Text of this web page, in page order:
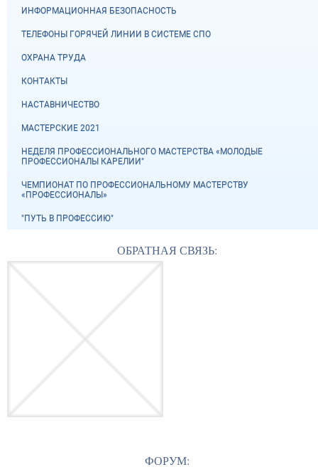
ИНФОРМАЦИОННАЯ БЕЗОПАСНОСТЬ
ТЕЛЕФОНЫ ГОРЯЧЕЙ ЛИНИИ В СИСТЕМЕ СПО
ОХРАНА ТРУДА
КОНТАКТЫ
НАСТАВНИЧЕСТВО
МАСТЕРСКИЕ 2021
НЕДЕЛЯ ПРОФЕССИОНАЛЬНОГО МАСТЕРСТВА «МОЛОДЫЕ
ПРОФЕССИОНАЛЫ КАРЕЛИИ"
ЧЕМПИОНАТ ПО ПРОФЕССИОНАЛЬНОМУ МАСТЕРСТВУ
«ПРОФЕССИОНАЛЫ»
"ПУТЬ В ПРОФЕССИЮ"
ОБРАТНАЯ СВЯЗЬ:
ФОРУМ: